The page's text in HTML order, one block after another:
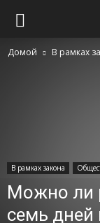
Домой В рамках
В рамках закона
Можно ли
семь